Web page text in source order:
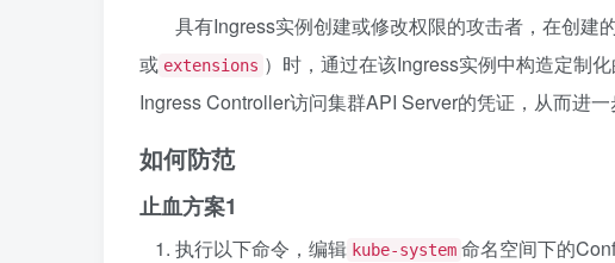
具有Ingress实例创建或修改权限的攻击者，在创建
或 extensions ）时，通过在该Ingress实例中构造定制
Ingress Controller访问集群API Server的凭证，从而进
如何防范
止血方案1
执行以下命令，编辑 kube-system 命名空间下的